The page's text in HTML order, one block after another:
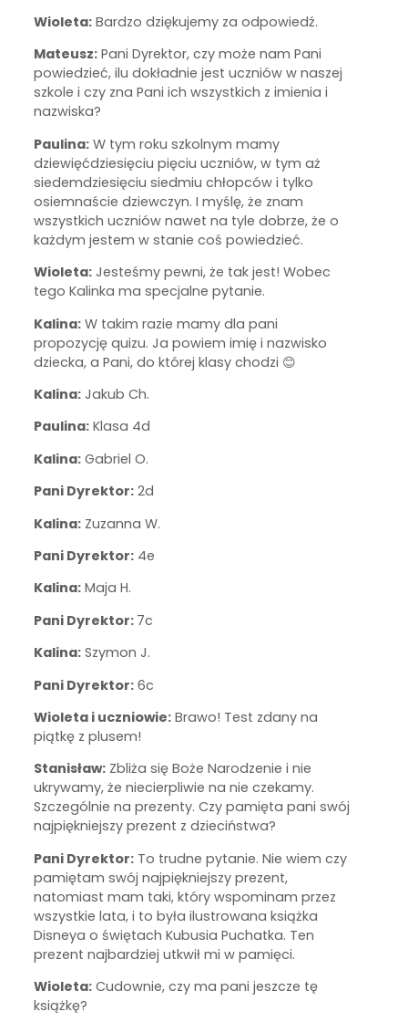
Wioleta: Bardzo dziękujemy za odpowiedź.
Mateusz: Pani Dyrektor, czy może nam Pani
powiedzieć, ilu dokładnie jest uczniów w naszej
szkole i czy zna Pani ich wszystkich z imienia i
nazwiska?
Paulina: W tym roku szkolnym mamy
dziewięćdziesięciu pięciu uczniów, w tym aż
siedemdziesięciu siedmiu chłopców i tylko
osiemnaście dziewczyn. I myślę, że znam
wszystkich uczniów nawet na tyle dobrze, że o
każdym jestem w stanie coś powiedzieć.
Wioleta: Jesteśmy pewni, że tak jest! Wobec
tego Kalinka ma specjalne pytanie.
Kalina: W takim razie mamy dla pani
propozycję quizu. Ja powiem imię i nazwisko
dziecka, a Pani, do której klasy chodzi 😊
Kalina: Jakub Ch.
Paulina: Klasa 4d
Kalina: Gabriel O.
Pani Dyrektor: 2d
Kalina: Zuzanna W.
Pani Dyrektor: 4e
Kalina: Maja H.
Pani Dyrektor: 7c
Kalina: Szymon J.
Pani Dyrektor: 6c
Wioleta i uczniowie: Brawo! Test zdany na
piątkę z plusem!
Stanisław: Zbliża się Boże Narodzenie i nie
ukrywamy, że niecierpliwie na nie czekamy.
Szczególnie na prezenty. Czy pamięta pani swój
najpiękniejszy prezent z dzieciństwa?
Pani Dyrektor: To trudne pytanie. Nie wiem czy
pamiętam swój najpiękniejszy prezent,
natomiast mam taki, który wspominam przez
wszystkie lata, i to była ilustrowana książka
Disneya o świętach Kubusia Puchatka. Ten
prezent najbardziej utkwił mi w pamięci.
Wioleta: Cudownie, czy ma pani jeszcze tę
książkę?